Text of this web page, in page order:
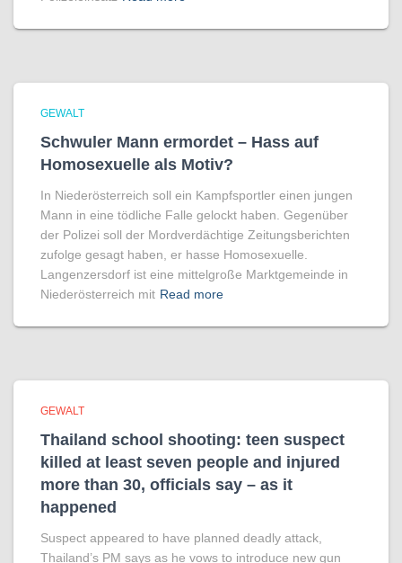
GEWALT
Schwuler Mann ermordet – Hass auf
Homo­sexuelle als Motiv?
In Niederösterreich soll ein Kampfsportler einen jungen
Mann in eine tödliche Falle gelockt haben. Gegenüber
der Polizei soll der Mordverdächtige Zeitungsberichten
zufolge gesagt haben, er hasse Homosexuelle.
Langenzersdorf ist eine mittelgroße Marktgemeinde in
Niederösterreich mit Read more
GEWALT
Thailand school shooting: teen suspect
killed at least seven people and injured
more than 30, officials say – as it
happened
Suspect appeared to have planned deadly attack,
Thailand’s PM says as he vows to introduce new gun